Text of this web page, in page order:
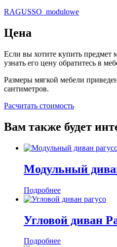
RAGUSSO_modulowe
Цена
Если вы хотите купить предмет
узнать его цену обратитесь в
Размеры мягкой мебели
сантиметров.
Расчитать стоимость
Вам также будет
Модульный
Подробнее
Угловой диван
Подробнее